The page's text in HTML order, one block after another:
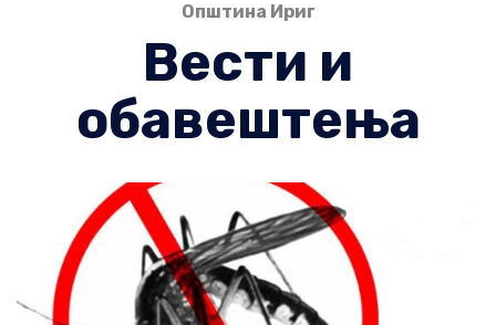
Општина Ириг
Вести и
обавештења